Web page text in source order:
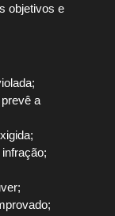
objetivos e
a